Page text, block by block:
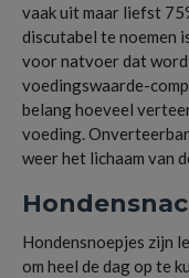
vaak uit maar liefst
discutabel te noemen
voor natvoer dat
voedingswaarde-
belang hoeveel
voeding.
weer het lichaam van
Hondensnoepjes zijn
om heel de dag op te